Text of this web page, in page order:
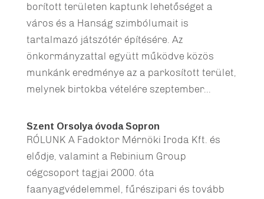
borított területen kaptunk lehetőséget a
város és a Hanság szimbólumait is
tartalmazó játszótér építésére. Az
önkormányzattal együtt működve közös
munkánk eredménye az a parkosított terület,
melynek birtokba vételére szeptember...
Szent Orsolya óvoda Sopron
RÓLUNK A Fadoktor Mérnöki Iroda Kft. és
elődje, valamint a Rebinium Group
cégcsoport tagjai 2000. óta
faanyagvédelemmel, fűrészipari és tovább